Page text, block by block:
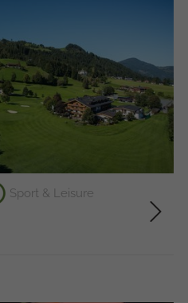
●
●
Sport & Leisure